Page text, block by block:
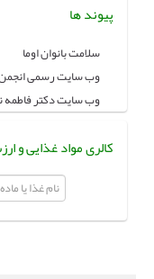
پیوند ها
سلامت بانوان اوما
وب سایت رسمی انجمن
وب سایت دکتر فاطمه
کالری مواد غذایی و